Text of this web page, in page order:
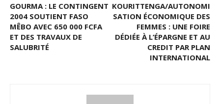
GOURMA : LE CONTINGENT
2004 SOUTIENT FASO
MÊBO AVEC 650 000 FCFA
ET DES TRAVAUX DE
SALUBRITÉ
KOURITTENGA/AUTONOMI
SATION ÉCONOMIQUE DES
FEMMES : UNE FOIRE
DÉDIÉE À L’ÉPARGNE ET AU
CREDIT PAR PLAN
INTERNATIONAL